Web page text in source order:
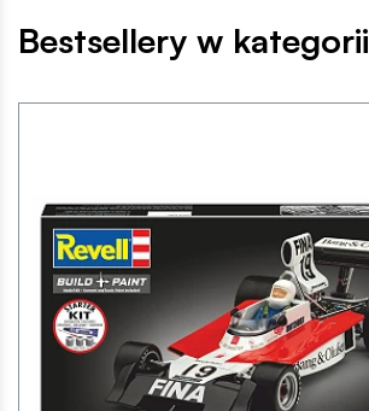
Bestsellery w kategorii